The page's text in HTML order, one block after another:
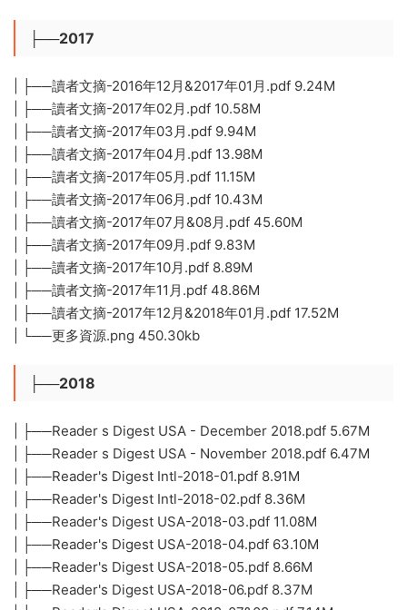
├──2017
| ├──讀者文摘-2016年12月&2017年01月.pdf 9.24M
| ├──讀者文摘-2017年02月.pdf 10.58M
| ├──讀者文摘-2017年03月.pdf 9.94M
| ├──讀者文摘-2017年04月.pdf 13.98M
| ├──讀者文摘-2017年05月.pdf 11.15M
| ├──讀者文摘-2017年06月.pdf 10.43M
| ├──讀者文摘-2017年07月&08月.pdf 45.60M
| ├──讀者文摘-2017年09月.pdf 9.83M
| ├──讀者文摘-2017年10月.pdf 8.89M
| ├──讀者文摘-2017年11月.pdf 48.86M
| ├──讀者文摘-2017年12月&2018年01月.pdf 17.52M
| └──更多資源.png 450.30kb
├──2018
| ├──Reader s Digest USA - December 2018.pdf 5.67M
| ├──Reader s Digest USA - November 2018.pdf 6.47M
| ├──Reader's Digest Intl-2018-01.pdf 8.91M
| ├──Reader's Digest Intl-2018-02.pdf 8.36M
| ├──Reader's Digest USA-2018-03.pdf 11.08M
| ├──Reader's Digest USA-2018-04.pdf 63.10M
| ├──Reader's Digest USA-2018-05.pdf 8.66M
| ├──Reader's Digest USA-2018-06.pdf 8.37M